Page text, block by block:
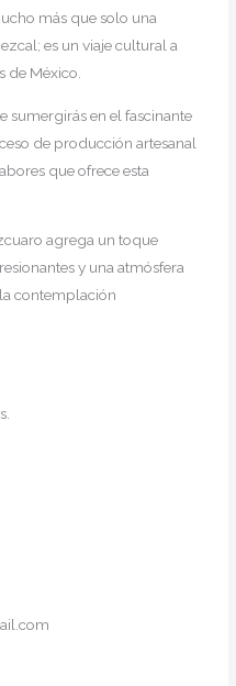
más que solo una
es un viaje cultural a
de México.
sumergirás en el fascinante
de producción artesanal
que ofrece esta
agrega un toque
y una atmósfera
contemplación